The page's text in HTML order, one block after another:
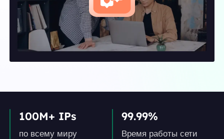
100M+ IPs
по всему миру
99.99%
Время работы сети